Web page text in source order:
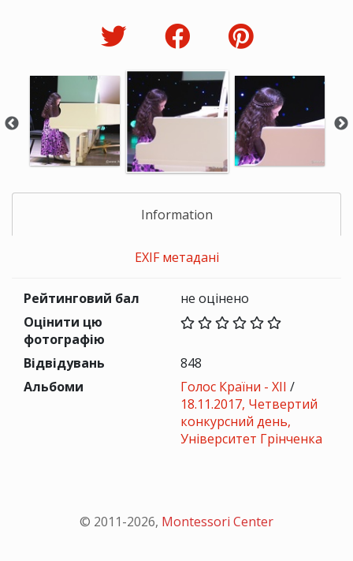
Information
EXIF метадані
Рейтинговий бал
не оцінено
Оцінити цю
фотографію
Відвідувань
848
Альбоми
Голос Країни - ХІІ /
18.11.2017, Четвертий
конкурсний день,
Університет Грінченка
© 2011-2026, Montessori Center